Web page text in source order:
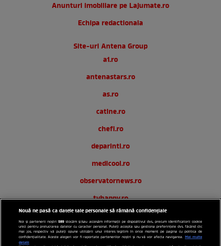
Anunturi imobiliare pe Lajumate.ro
Echipa redactionala
Site-uri Antena Group
a1.ro
antenastars.ro
as.ro
catine.ro
chefi.ro
deparinti.ro
medicool.ro
observatornews.ro
tvhappy.ro
useit.ro
zutv.ro
Nouă ne pasă ca datele tale personale să rămână confidențiale
Noi și partenerii noștri589 stocăm și/sau accesăm informații pe dispozitivul dvs., precum identificatorii cookie
unici pentru prelucrarea datelor cu caracter personal. Puteți accepta sau gestiona preferințele dvs. făcând clic
mai jos, respectiv vă puteți opune utilizării unui interes legitim în orice moment pe pagina cu politica de
confidențialitate. Aceste alegeri vor fi raportate partenerilor noștri și nu vă vor afecta navigarea. Mai multe
detalii